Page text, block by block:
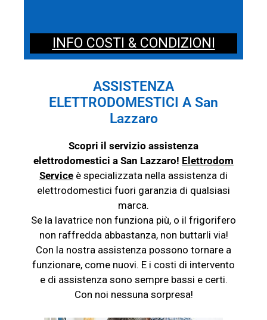
INFO COSTI & CONDIZIONI
ASSISTENZA
ELETTRODOMESTICI A San
Lazzaro
Scopri il servizio assistenza
elettrodomestici a San Lazzaro! Elettrodom
Service è specializzata nella assistenza di
elettrodomestici fuori garanzia di qualsiasi
marca.
Se la lavatrice non funziona più, o il frigorifero
non raffredda abbastanza, non buttarli via!
Con la nostra assistenza possono tornare a
funzionare, come nuovi. E i costi di intervento
e di assistenza sono sempre bassi e certi.
Con noi nessuna sorpresa!